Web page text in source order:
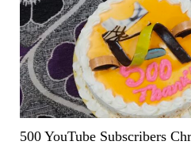
Song
Lyrics
In
Telugu
Now
500 YouTube Subscribers